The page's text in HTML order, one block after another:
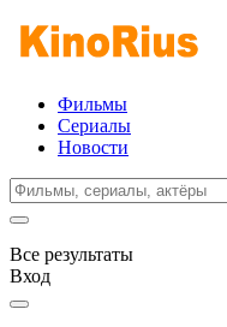
Фильмы
Сериалы
Новости
Все результаты
Вход